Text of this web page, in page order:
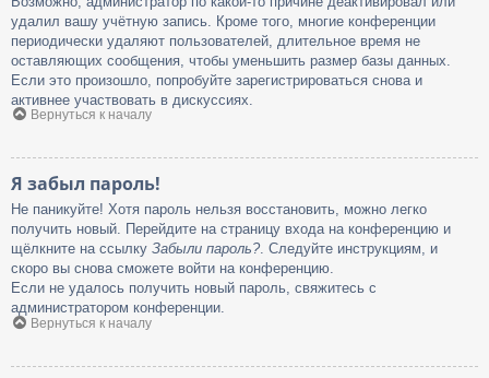
удалил вашу учётную запись. Кроме того, многие конференции
периодически удаляют пользователей, длительное время не
оставляющих сообщения, чтобы уменьшить размер базы данных.
Если это произошло, попробуйте зарегистрироваться снова и
активнее участвовать в дискуссиях.
Вернуться к началу
Я забыл пароль!
Не паникуйте! Хотя пароль нельзя восстановить, можно легко
получить новый. Перейдите на страницу входа на конференцию и
щёлкните на ссылку Забыли пароль?. Следуйте инструкциям, и
скоро вы снова сможете войти на конференцию.
Если не удалось получить новый пароль, свяжитесь с
администратором конференции.
Вернуться к началу